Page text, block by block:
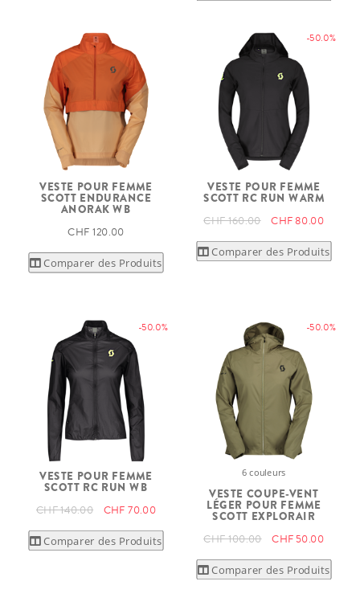
VESTE POUR FEMME
SCOTT ENDURANCE
ANORAK WB
CHF 120.00
Comparer des Produits
-50.0%
VESTE POUR FEMME
SCOTT RC RUN WARM
CHF 160.00 CHF 80.00
Comparer des Produits
-50.0%
VESTE POUR FEMME
SCOTT RC RUN WB
CHF 140.00 CHF 70.00
Comparer des Produits
-50.0%
6 couleurs
VESTE COUPE-VENT
LÉGER POUR FEMME
SCOTT EXPLORAIR
CHF 100.00 CHF 50.00
Comparer des Produits